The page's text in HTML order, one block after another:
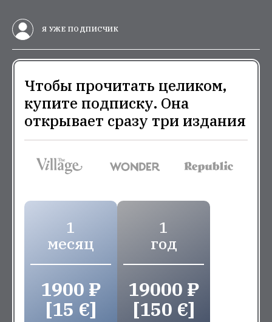
Я УЖЕ ПОДПИСЧИК
Чтобы прочитать целиком,
купите подписку. Она
открывает сразу три издания
1
месяц
1900 ₽
[15 €]
1
год
19000 ₽
[150 €]